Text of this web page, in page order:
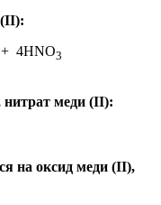
(II):
+ 4HNO3
нитрат меди (II):
на оксид меди (II),